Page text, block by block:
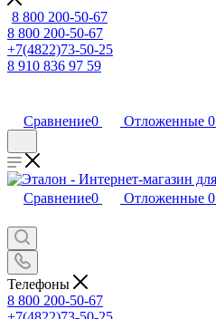
8 800 200-50-67
8 800 200-50-67
+7(4822)73-50-25
8 910 836 97 59
Сравнение0 Отложенные 0
Сравнение0 Отложенные 0
Телефоны
8 800 200-50-67